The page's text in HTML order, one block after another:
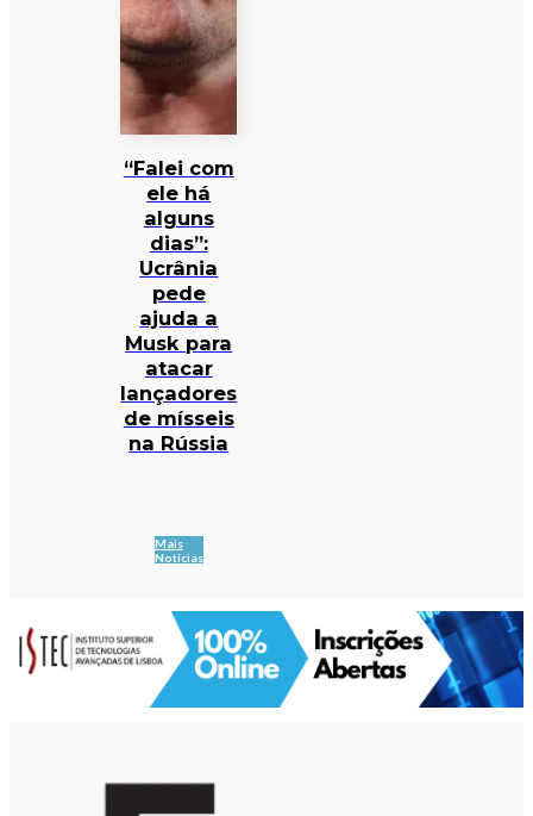
“Falei com
ele há
alguns
dias”:
Ucrânia
pede
ajuda a
Musk para
atacar
lançadores
de mísseis
na Rússia
Mais
Notícias